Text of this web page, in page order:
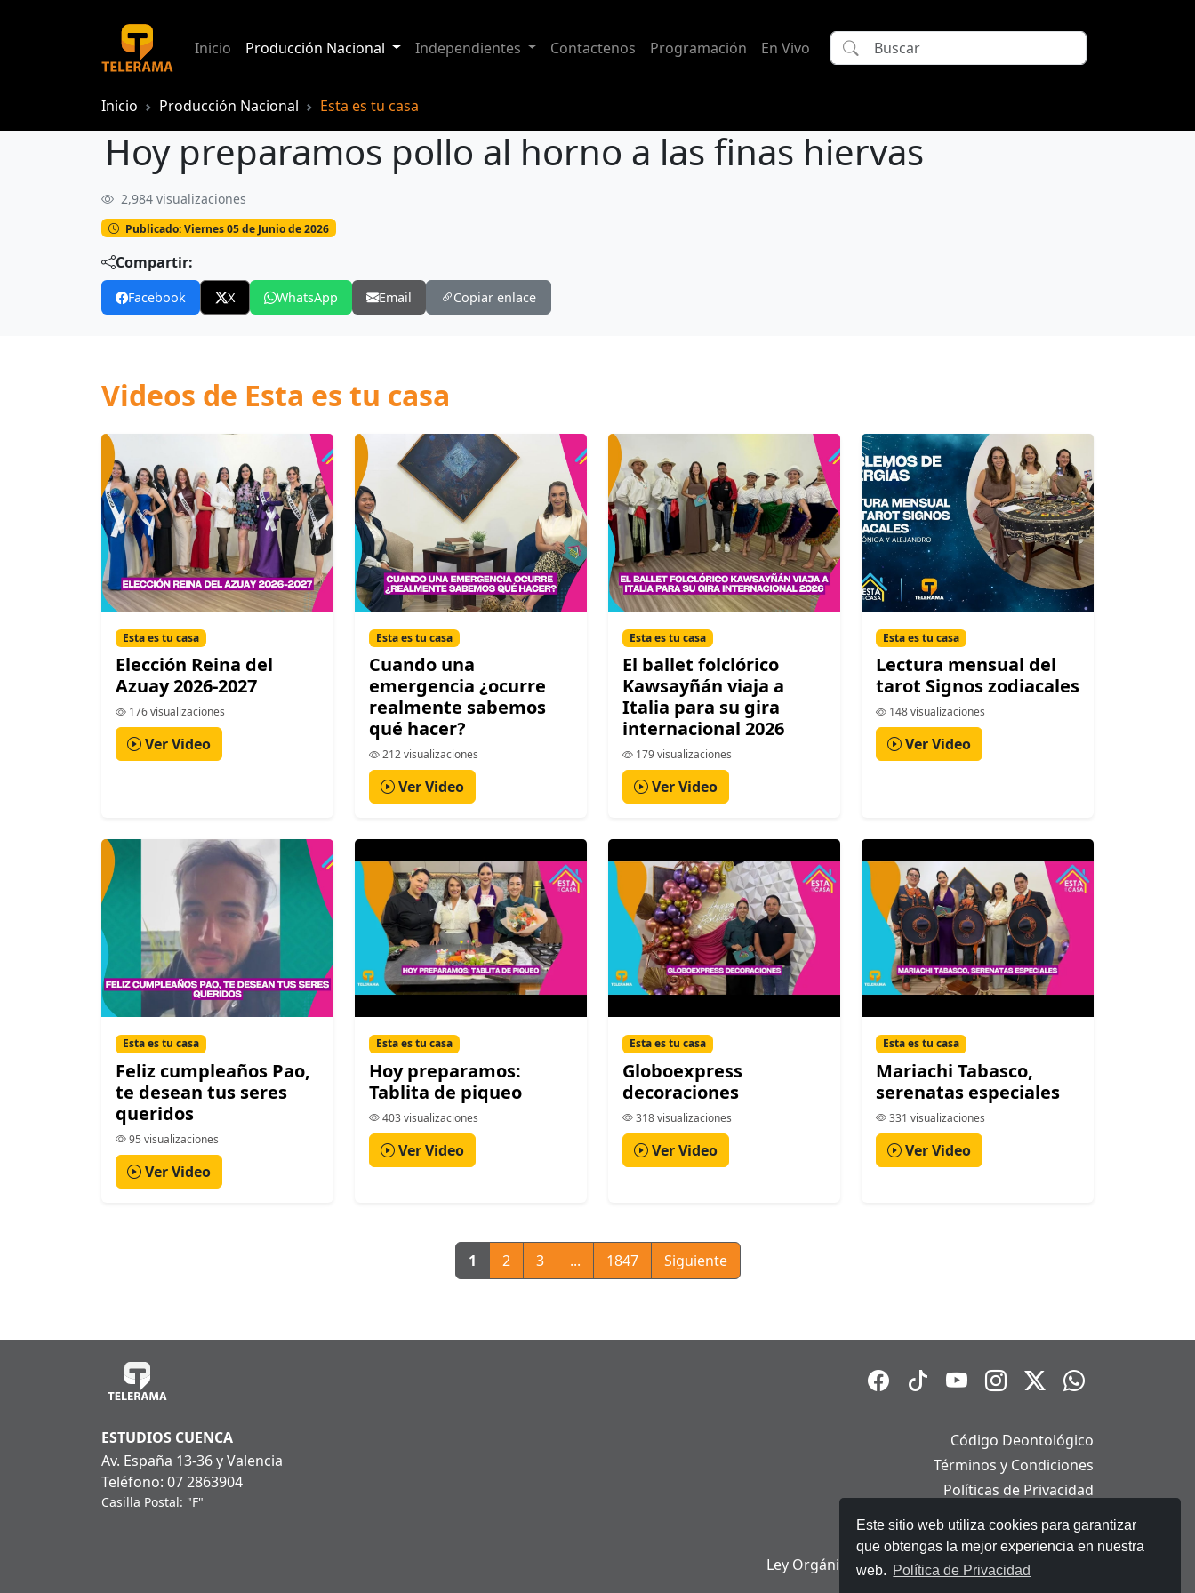
Este sitio web utiliza cookies para garantizar
que obtengas la mejor experiencia en nuestra
web. Política de Privacidad
Inicio Producción Nacional Independientes Contactenos Programación En Vivo
Inicio Producción Nacional Esta es tu casa
Hoy preparamos pollo al horno a las finas hiervas
Hoy preparamos pollo al horno a las finas hiervas
2,984 visualizaciones
Publicado: Viernes 05 de Junio de 2026
Compartir:
Facebook X WhatsApp Email Copiar enlace
Videos de Esta es tu casa
Esta es tu casa
Elección Reina del
Azuay 2026-2027
176 visualizaciones
Ver Video
Esta es tu casa
Cuando una
emergencia ¿ocurre
realmente sabemos
qué hacer?
212 visualizaciones
Ver Video
Esta es tu casa
El ballet folclórico
Kawsayñán viaja a
Italia para su gira
internacional 2026
179 visualizaciones
Ver Video
Esta es tu casa
Lectura mensual del
tarot Signos zodiacales
148 visualizaciones
Ver Video
Esta es tu casa
Feliz cumpleaños Pao,
te desean tus seres
queridos
95 visualizaciones
Ver Video
Esta es tu casa
Hoy preparamos:
Tablita de piqueo
403 visualizaciones
Ver Video
Esta es tu casa
Globoexpress
decoraciones
318 visualizaciones
Ver Video
Esta es tu casa
Mariachi Tabasco,
serenatas especiales
331 visualizaciones
Ver Video
1 2 3 ... 1847 Siguiente
ESTUDIOS CUENCA
Av. España 13-36 y Valencia
Teléfono: 07 2863904
Casilla Postal: "F"
Código Deontológico
Términos y Condiciones
Políticas de Privacidad
Políticas de Cookies
Aviso Legal
Ley Orgánica de Protección de Datos Personales